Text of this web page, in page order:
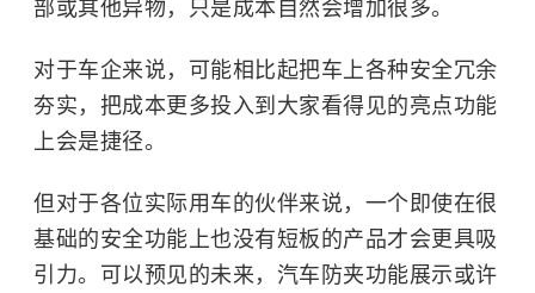
部或其他异物，只是成本自然会增加很多。
对于车企来说，可能相比起把车上各种安全冗余
夯实，把成本更多投入到大家看得见的亮点功能
上会是捷径。
但对于各位实际用车的伙伴来说，一个即使在很
基础的安全功能上也没有短板的产品才会更具吸
引力。可以预见的未来，汽车防夹功能展示或许